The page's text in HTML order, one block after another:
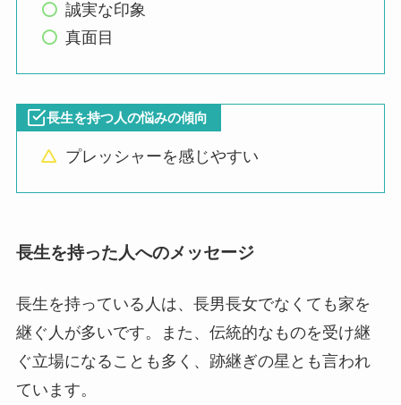
誠実な印象
真面目
長生を持つ人の悩みの傾向
プレッシャーを感じやすい
長生を持った人へのメッセージ
長生を持っている人は、長男長女でなくても家を
継ぐ人が多いです。また、伝統的なものを受け継
ぐ立場になることも多く、跡継ぎの星とも言われ
ています。